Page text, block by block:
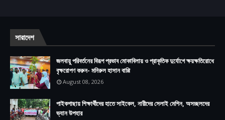
সারাদেশ
জলবায়ু পরিবর্তনের বিরূপ প্রভাব মোকাবিলায় ও প্রাকৃতিক দুর্যোগে ক্ষয়ক্ষতিরোধে
বৃক্ষরোপণ করুন- মনিরুল হাসান বাপ্পি
August 08, 2026
পাইকগাছায় শিক্ষার্থীদের হাতে সাইকেল, নারীদের সেলাই মেশিন, অসচ্ছলদের
ভ্যান উপহার